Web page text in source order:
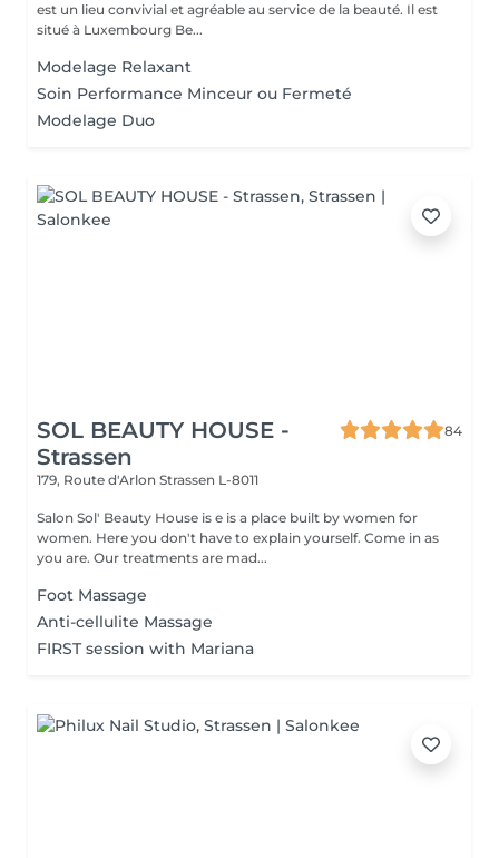
est un lieu convivial et agréable au service de la beauté. Il est
situé à Luxembourg Be...
Modelage Relaxant
Soin Performance Minceur ou Fermeté
Modelage Duo
SOL BEAUTY HOUSE -
Strassen
84
179, Route d'Arlon Strassen L-8011
Salon Sol' Beauty House is e is a place built by women for
women. Here you don't have to explain yourself. Come in as
you are. Our treatments are mad...
Foot Massage
Anti-cellulite Massage
FIRST session with Mariana